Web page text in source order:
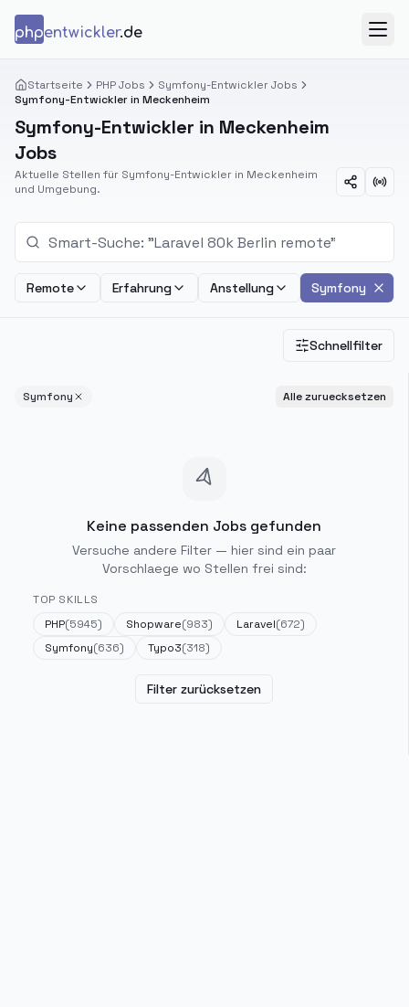
phpentwickler.de
Startseite PHP Jobs
Symfony-Entwickler Jobs
Symfony-Entwickler in Meckenheim
Symfony-Entwickler in Meckenheim
Jobs
Aktuelle Stellen für Symfony-Entwickler in Meckenheim
und Umgebung.
Remote Erfahrung Anstellung Symfony
Schnellfilter
Symfony Alle zuruecksetzen
Keine passenden Jobs gefunden
Versuche andere Filter — hier sind ein paar
Vorschlaege wo Stellen frei sind:
TOP SKILLS
PHP(5945) Shopware(983) Laravel(672)
Symfony(636) Typo3(318)
Filter zurücksetzen